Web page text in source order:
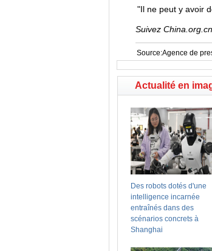
"Il ne peut y avoir
Suivez
Source:Agence de